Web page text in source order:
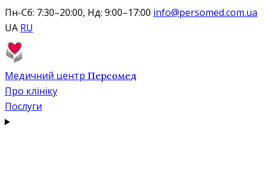
Пн-Сб: 7:30–20:00, Нд: 9:00–17:00 info@persomed.com.ua
UA RU
Медичний центр Персомед
Про клініку
Послуги